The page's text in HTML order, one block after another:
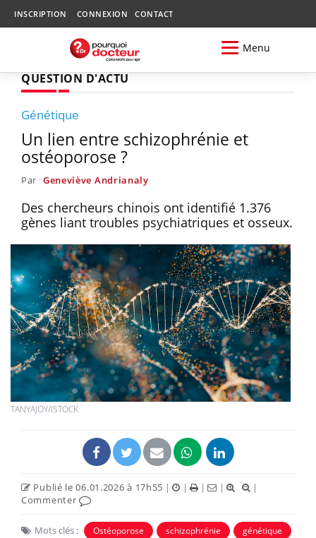
INSCRIPTION CONNEXION CONTACT
Menu
QUESTION D'ACTU
Génétique
Un lien entre schizophrénie et
ostéoporose ?
Par Geneviève Andrianaly
Des chercheurs chinois ont identifié 1.376
gènes liant troubles psychiatriques et osseux.
TANYAJOY/ISTOCK
Publié le 06.01.2026 à 17h55 | | | |
|
Commenter
Mots clés : Ostéoporose schizophrénie génétique